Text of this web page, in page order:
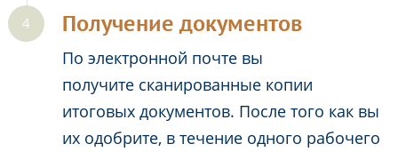
Получение документов
По электронной почте вы
получите сканированные копии
итоговых документов. После того как вы
их одобрите, в течение одного рабочего